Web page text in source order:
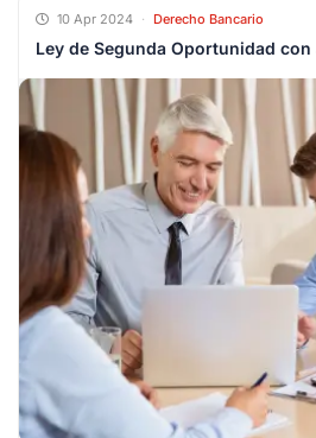
10 Apr 2024 · Derecho Bancario
Ley de Segunda Oportunidad